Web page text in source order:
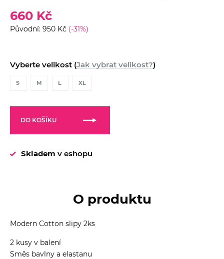
660 Kč
Původní: 950 Kč (-31%)
Vyberte velikost (Jak vybrat velikost?)
S M L XL
DO KOŠÍKU
Skladem v eshopu
O produktu
Modern Cotton slipy 2ks
2 kusy v balení
Směs bavlny a elastanu